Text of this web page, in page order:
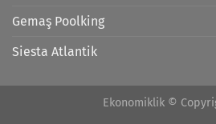
Gemaş Poolking
Siesta Atlantik
Ekonomiklik ©